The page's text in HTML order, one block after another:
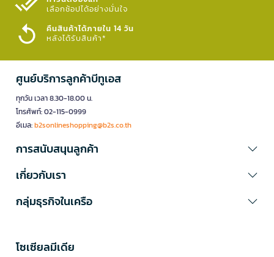
เลือกช้อปได้อย่างมั่นใจ​
คืนสินค้าได้ภายใน 14 วัน
หลังได้รับสินค้า*
ศูนย์บริการลูกค้าบีทูเอส
ทุกวัน เวลา 8.30-18.00 น.
โทรศัพท์: 02-115-0999
อีเมล:b2sonlineshopping@b2s.co.th
การสนับสนุนลูกค้า
เกี่ยวกับเรา
กลุ่มธุรกิจในเครือ
โซเซียลมีเดีย​